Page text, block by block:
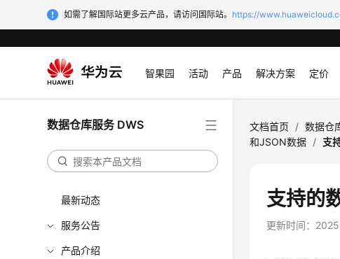
如需了解国际站更多云产品，请访问国际站。 https://
智果园 活动 产品 解决方案 定价
数据仓库服务 DWS
最新动态
服务公告
产品介绍
文档首页 / 数据仓
和JSON数据 / 支
支持的
更新时间：